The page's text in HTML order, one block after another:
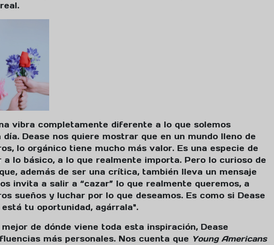
vibra completamente diferente a lo que solemos
día. Dease nos quiere mostrar que en un mundo lleno de
lo orgánico tiene mucho más valor. Es una especie de
a lo básico, a lo que realmente importa. Pero lo curioso de
además de ser una crítica, también lleva un mensaje
invita a salir a “cazar” lo que realmente queremos, a
sueños y luchar por lo que deseamos. Es como si Dease
tu oportunidad, agárrala".
de dónde viene toda esta inspiración, Dease
más personales. Nos cuenta que Young Americans